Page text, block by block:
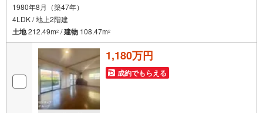
1980年8月（築47年）
4LDK / 地上2階建
土地212.49m2 /建物 108.47m2
1,180万円
成約でもらえる